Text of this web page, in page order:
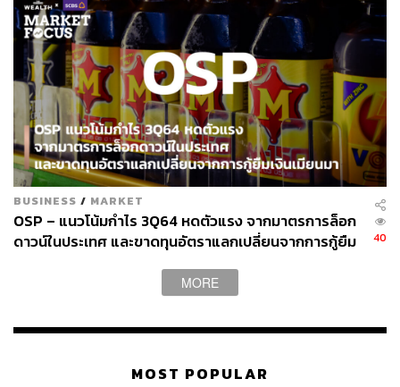
BUSINESS / MARKET
OSP – แนวโน้มกำไร 3Q64 หดตัวแรง จากมาตรการล็อก
ดาวน์ในประเทศ และขาดทุนอัตราแลกเปลี่ยนจากการกู้ยืม
40
MORE
MOST POPULAR